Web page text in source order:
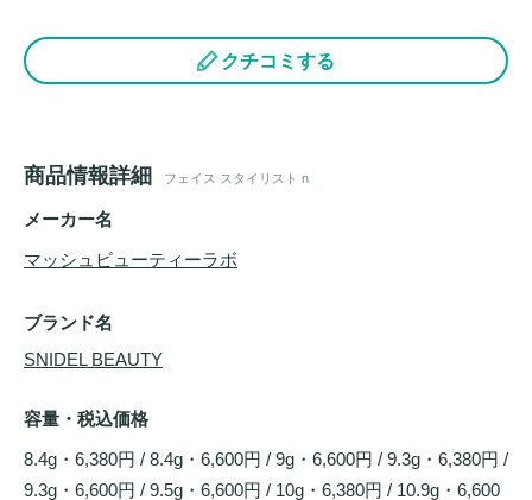
クチコミする
商品情報詳細 フェイス スタイリスト n
メーカー名
マッシュビューティーラボ
ブランド名
SNIDEL BEAUTY
容量・税込価格
8.4g・6,380円 / 8.4g・6,600円 / 9g・6,600円 / 9.3g・6,380円 /
9.3g・6,600円 / 9.5g・6,600円 / 10g・6,380円 / 10.9g・6,600